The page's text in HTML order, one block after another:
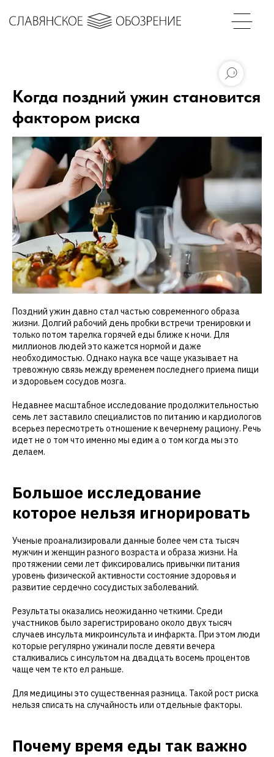
Когда поздний ужин становится
фактором риска
Поздний ужин давно стал частью современного образа
жизни. Долгий рабочий день пробки встречи тренировки и
только потом тарелка горячей еды ближе к ночи. Для
миллионов людей это кажется нормой и даже
необходимостью. Однако наука все чаще указывает на
тревожную связь между временем последнего приема пищи
и здоровьем сосудов мозга.
Недавнее масштабное исследование продолжительностью
семь лет заставило специалистов по питанию и кардиологов
всерьез пересмотреть отношение к вечернему рациону. Речь
идет не о том что именно мы едим а о том когда мы это
делаем.
Большое исследование
которое нельзя игнорировать
Ученые проанализировали данные более чем ста тысяч
мужчин и женщин разного возраста и образа жизни. На
протяжении семи лет фиксировались привычки питания
уровень физической активности состояние здоровья и
развитие сердечно сосудистых заболеваний.
Результаты оказались неожиданно четкими. Среди
участников было зарегистрировано около двух тысяч
случаев инсульта микроинсульта и инфаркта. При этом люди
которые регулярно ужинали после девяти вечера
сталкивались с инсультом на двадцать восемь процентов
чаще чем те кто ел раньше.
Для медицины это существенная разница. Такой рост риска
нельзя списать на случайность или отдельные факторы.
Почему время еды так важно